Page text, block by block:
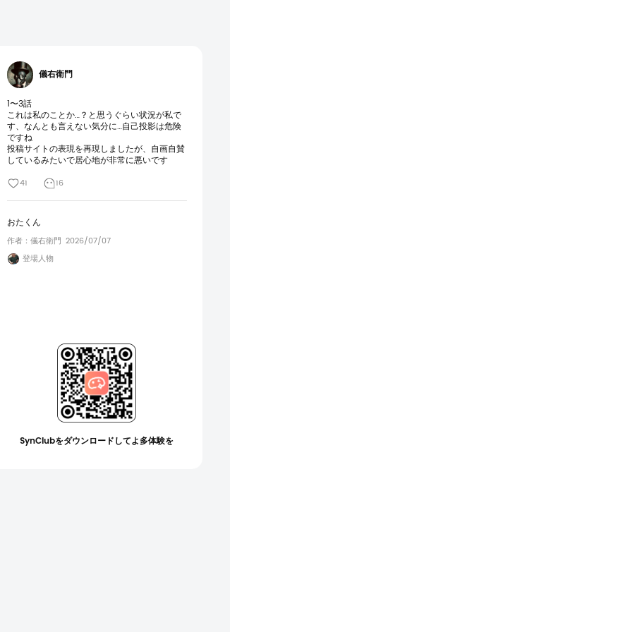
儀右衛門
1〜3話
これは私のことか…？と思うぐらい状況が私で
す、なんとも言えない気分に…自己投影は危険
ですね
投稿サイトの表現を再現しましたが、自画自賛
しているみたいで居心地が非常に悪いです
41 16
おたくん
作者：儀右衛門 2026/07/07
登場人物
SynClubをダウンロードしてよ多体験を